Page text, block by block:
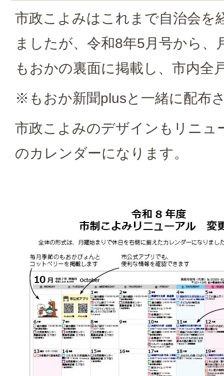
市政こよみはこれまで自治会を
ましたが、令和8年5月号から、
もおかの裏面に掲載し、市内全
※もおか新聞plusと一緒に配布
市政こよみのデザインもリニュ
のカレンダーになります。